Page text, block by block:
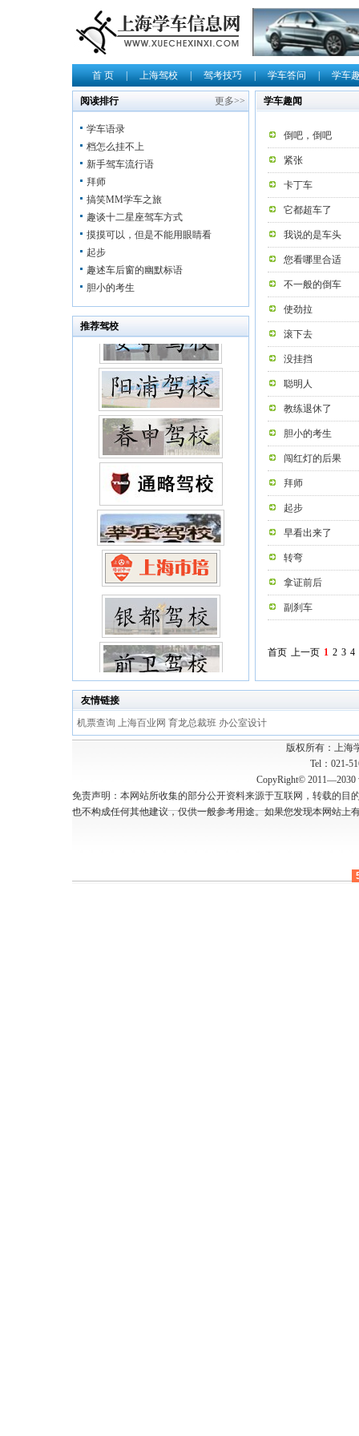
首 页|上海驾校|驾考技巧|学车答问|学车
阅读排行 更多>>
学车语录
档怎么挂不上
新手驾车流行语
拜师
搞笑MM学车之旅
趣谈十二星座驾车方式
摸摸可以，但是不能用眼睛看
起步
趣述车后窗的幽默标语
胆小的考生
推荐驾校
学车趣闻
倒吧，倒吧
紧张
卡丁车
它都超车了
我说的是车头
您看哪里合适
不一般的倒车
使劲拉
滚下去
没挂挡
聪明人
教练退休了
胆小的考生
闯红灯的后果
拜师
起步
早看出来了
转弯
拿证前后
副刹车
首页 上一页 1 2 3 4
友情链接
机票查询 上海百业网 育龙总裁班 办公室设计
版权所有：上
Tel：021-
CopyRight© 2011—2030
免责声明：本网站所收集的部分公开资料来源于互联网，转载的
也不构成任何其他建议，仅供一般参考用途。如果您发现本网站